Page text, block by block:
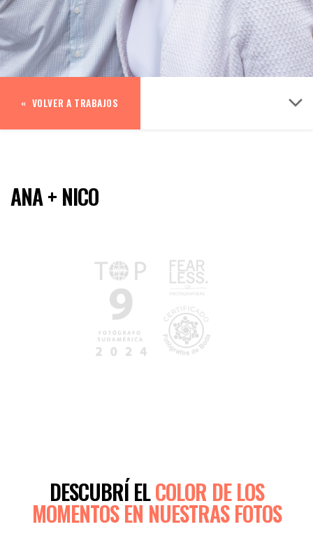
VOLVER A TRABAJOS
ANA + NICO
DESCUBRÍ ELCOLOR DE LOS
MOMENTOS EN NUESTRAS FOTOS